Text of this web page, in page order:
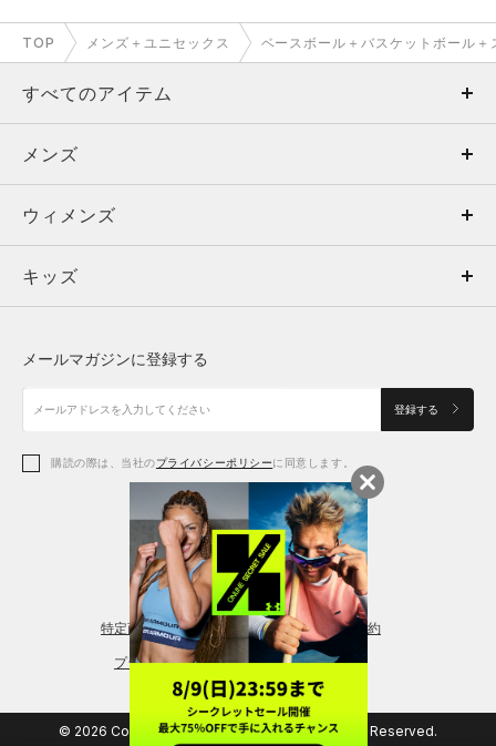
TOP メンズ＋ユニセックス ベースボール＋バスケットボール＋
すべてのアイテム
メンズ
ウィメンズ
キッズ
アクセサリー
メンズ
トップス
ボトムス
アクセサリー
ウィメンズ
トップス
シューズ
アクセサリー
レギンス＆タイツ
キッズ
シューズ
メールマガジンに登録する
登録する
購読の際は、当社のプライバシーポリシーに同意します。
特定商取引法に基づく通販の表記 会員規約
プライバシーポリシー
© 2026 Copyright DOME Corporation. All Rights Reserved.